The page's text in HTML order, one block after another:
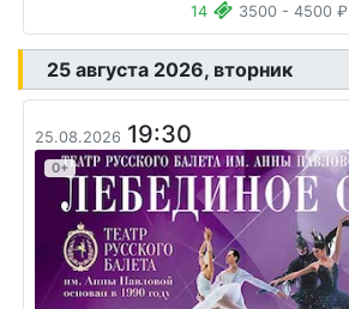
14 3500 - 4500 ₽
25 августа 2026, вторник
25.08.2026 19:30
0+